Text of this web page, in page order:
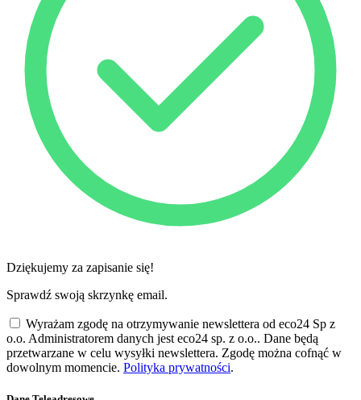
Dziękujemy za zapisanie się!
Sprawdź swoją skrzynkę email.
Wyrażam zgodę na otrzymywanie newslettera od eco24 Sp z
o.o. Administratorem danych jest eco24 sp. z o.o.. Dane będą
przetwarzane w celu wysyłki newslettera. Zgodę można cofnąć w
dowolnym momencie. Polityka prywatności.